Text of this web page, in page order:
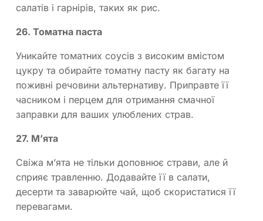
салатів і гарнірів, таких як рис.
26. Томатна паста
Уникайте томатних соусів з високим вмістом
цукру та обирайте томатну пасту як багату на
поживні речовини альтернативу. Приправте її
часником і перцем для отримання смачної
заправки для ваших улюблених страв.
27. М’ята
Свіжа м’ята не тільки доповнює страви, але й
сприяє травленню. Додавайте її в салати,
десерти та заварюйте чай, щоб скористатися її
перевагами.